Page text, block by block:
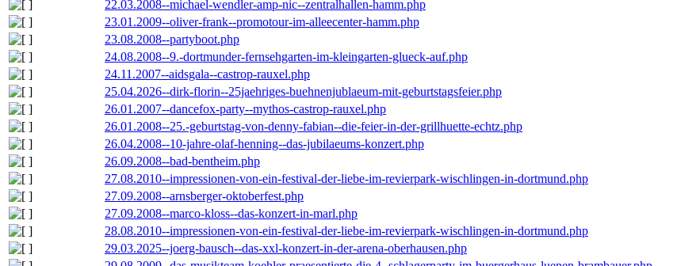
22.03.2008--michael-wendler-amp-nic--zentralhallen-hamm.php
23.01.2009--oliver-frank--promotour-im-alleecenter-hamm.php
23.08.2008--partyboot.php
24.08.2008--9.-dortmunder-fernsehgarten-im-kleingarten-glueck-auf.php
24.11.2007--aidsgala--castrop-rauxel.php
25.04.2026--dirk-florin--25jaehriges-buehnenjublaeum-mit-geburtstagsfeier.php
26.01.2007--dancefox-party--mythos-castrop-rauxel.php
26.01.2008--25.-geburtstag-von-denny-fabian--die-feier-in-der-grillhuette-echtz.php
26.04.2008--10-jahre-olaf-henning--das-jubilaeums-konzert.php
26.09.2008--bad-bentheim.php
27.08.2010--impressionen-von-ein-festival-der-liebe-im-revierpark-wischlingen-in-dortmund.php
27.09.2008--arnsberger-oktoberfest.php
27.09.2008--marco-kloss--das-konzert-in-marl.php
28.08.2010--impressionen-von-ein-festival-der-liebe-im-revierpark-wischlingen-in-dortmund.php
29.03.2025--joerg-bausch--das-xxl-konzert-in-der-arena-oberhausen.php